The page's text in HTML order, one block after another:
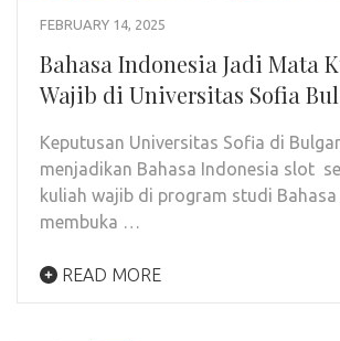
FEBRUARY 14, 2025
Bahasa Indonesia Jadi Mata
Wajib di Universitas Sofia
Keputusan Universitas Sofia di
menjadikan Bahasa Indonesia slot
kuliah wajib di program studi Bahasa
membuka …
READ MORE